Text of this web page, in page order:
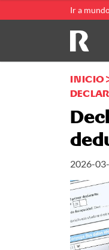
Ir a
INICIO
2026-